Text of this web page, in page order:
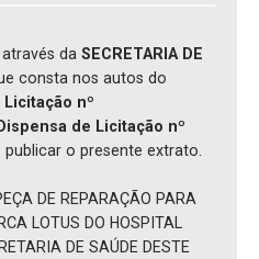
através da SECRETARIA DE
consta nos autos do
Licitação nº
de Licitação nº
o presente extrato.
DE REPARAÇÃO PARA
LOTUS DO HOSPITAL
DE SAÚDE DESTE